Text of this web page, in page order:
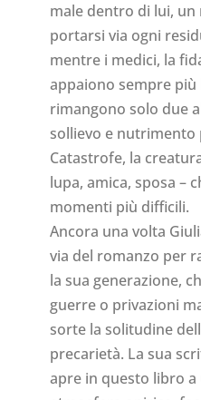
male dentro di lui, un
portarsi via ogni
mentre i medici, la
appaiono sempre più
rimangono solo due
sollievo e nutrimento
Catastrofe, la
lupa, amica, sposa –
momenti più difficili.
Ancora una volta
via del romanzo per
la sua generazione,
guerre o privazioni
sorte la solitudine
precarietà. La sua
apre in questo libro